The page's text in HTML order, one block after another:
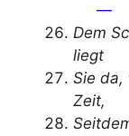
—
Dem
liegt
Sie da,
Zeit,